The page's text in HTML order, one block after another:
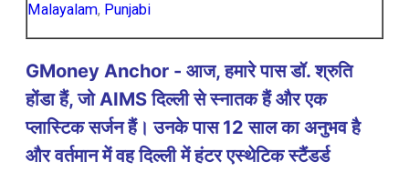
Malayalam, Punjabi
GMoney Anchor - आज, हमारे पास डॉ. श्रुति
होंडा हैं, जो AIMS दिल्ली से स्नातक हैं और एक
प्लास्टिक सर्जन हैं। उनके पास 12 साल का अनुभव है
और वर्तमान में वह दिल्ली में हंटर एस्थेटिक स्टैंडर्ड